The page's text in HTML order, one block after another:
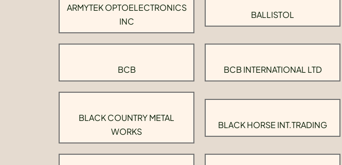
ARMYTEK OPTOELECTRONICS
INC
BALLISTOL
BCB BCB INTERNATIONAL LTD
BLACK COUNTRY METAL
WORKS
BLACK HORSE INT.TRADING